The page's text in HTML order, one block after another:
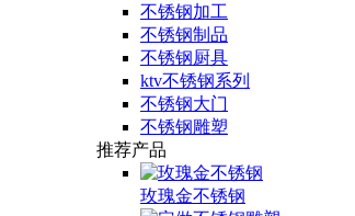
不锈钢加工
不锈钢制品
不锈钢厨具
ktv不锈钢系列
不锈钢大门
不锈钢雕塑
推荐产品
玫瑰金不锈钢